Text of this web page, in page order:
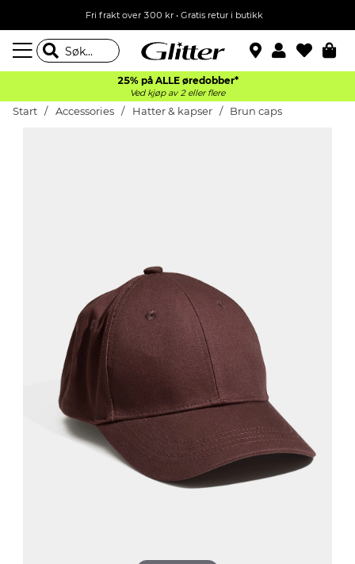
Fri frakt over 300 kr • Gratis retur i butikk
25% på ALLE øredobber*
Ved kjøp av 2 eller flere
Start Accessories Hatter & kapser Brun caps